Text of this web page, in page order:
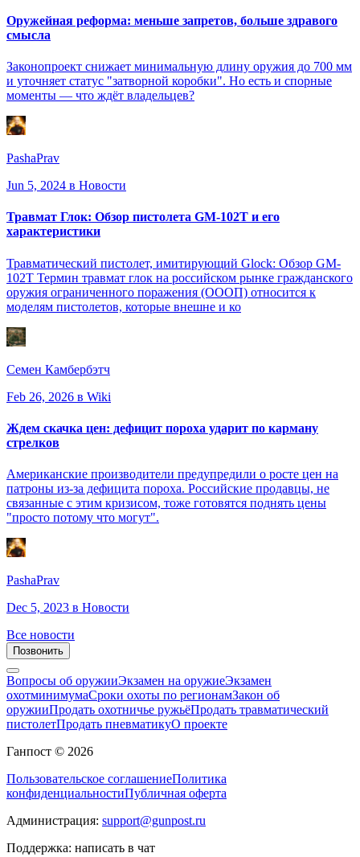
Оружейная реформа: меньше запретов, больше здравого
смысла
Законопроект снижает минимальную длину оружия до 700 мм
и уточняет статус "затворной коробки". Но есть и спорные
моменты — что ждёт владельцев?
PashaPrav
Jun 5, 2024 в Новости
Травмат Глок: Обзор пистолета GM-102T и его
характеристики
Травматический пистолет, имитирующий Glock: Обзор GM-
102T Термин травмат глок на российском рынке гражданского
оружия ограниченного поражения (ОООП) относится к
моделям пистолетов, которые внешне и ко
Семен Камбербэтч
Feb 26, 2026 в Wiki
Ждем скачка цен: дефицит пороха ударит по карману
стрелков
Американские производители предупредили о росте цен на
патроны из-за дефицита пороха. Российские продавцы, не
связанные с этим кризисом, тоже готовятся поднять цены
"просто потому что могут".
PashaPrav
Dec 5, 2023 в Новости
Все новости
Позвонить
Вопросы об оружииЭкзамен на оружиеЭкзамен
охотминимумаСроки охоты по регионамЗакон об
оружииПродать охотничье ружьёПродать травматический
пистолетПродать пневматикуО проекте
Ганпост © 2026
Пользовательское соглашениеПолитика
конфиденциальностиПубличная оферта
Администрация: support@gunpost.ru
Поддержка: написать в чат